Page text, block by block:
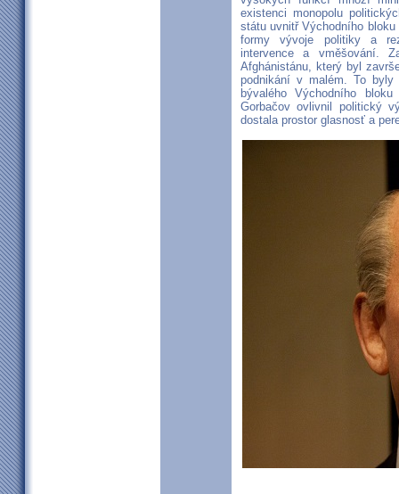
existenci monopolu
státu uvnitř Východního
formy vývoje politiky a
intervence a vměšování.
Afghánistánu, který byl
podnikání v malém. To byly
bývalého Východního
Gorbačov ovlivnil politický
dostala prostor glasnosť a